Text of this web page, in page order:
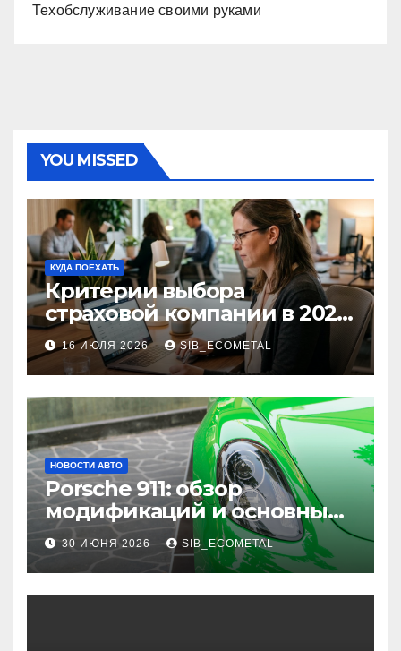
Техобслуживание своими руками
YOU MISSED
КУДА ПОЕХАТЬ
Критерии выбора
страховой компании в 2026
году: надежность и
реальные отзывы о
выплатах
16 ИЮЛЯ 2026 SIB_ECOMETAL
НОВОСТИ АВТО
Porsche 911: обзор
модификаций и основные
характеристики
30 ИЮНЯ 2026 SIB_ECOMETAL